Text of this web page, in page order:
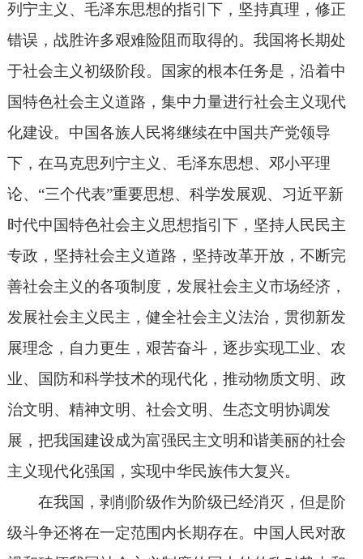
列宁主义、毛泽东思想的指引下，坚持真理，修正
错误，战胜许多艰难险阻而取得的。我国将长期处
于社会主义初级阶段。国家的根本任务是，沿着中
国特色社会主义道路，集中力量进行社会主义现代
化建设。中国各族人民将继续在中国共产党领导
下，在马克思列宁主义、毛泽东思想、邓小平理
论、“三个代表”重要思想、科学发展观、习近平新
时代中国特色社会主义思想指引下，坚持人民民主
专政，坚持社会主义道路，坚持改革开放，不断完
善社会主义的各项制度，发展社会主义市场经济，
发展社会主义民主，健全社会主义法治，贯彻新发
展理念，自力更生，艰苦奋斗，逐步实现工业、农
业、国防和科学技术的现代化，推动物质文明、政
治文明、精神文明、社会文明、生态文明协调发
展，把我国建设成为富强民主文明和谐美丽的社会
主义现代化强国，实现中华民族伟大复兴。
在我国，剥削阶级作为阶级已经消灭，但是阶
级斗争还将在一定范围内长期存在。中国人民对敌